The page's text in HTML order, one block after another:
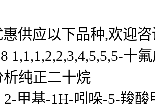
供应以下品种,欢迎
1,1,1,2,2,3,4,5,5,5-十
析纯正二十烷
2-甲基-1H-吲哚-5-羧酸